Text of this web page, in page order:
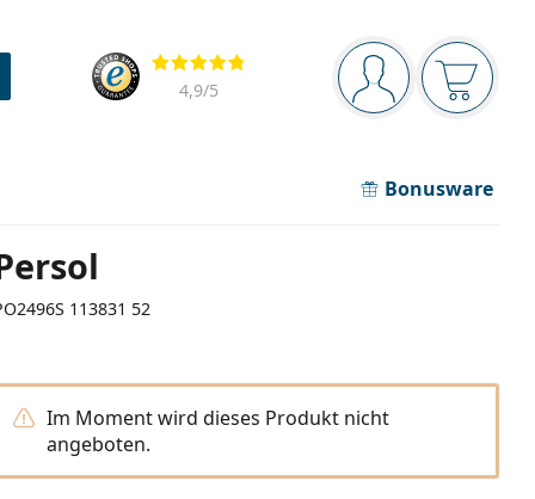
Navigationsleiste
Sie sind Der
Bewertung
4,9/5
Bonusware
113831 52
Im Moment wird dieses Produkt nicht
angeboten.